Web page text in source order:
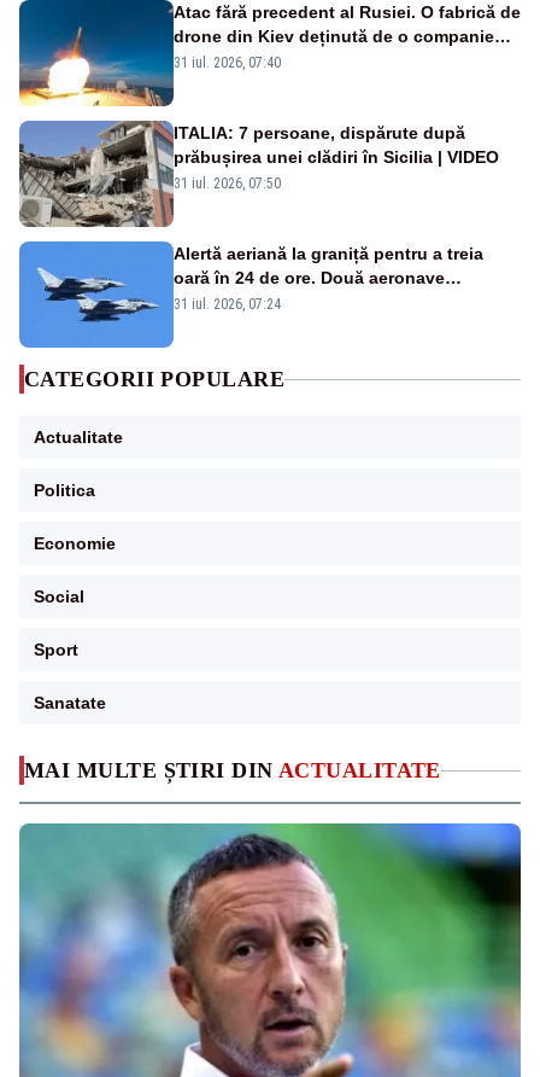
MAI MULTE ȘTIRI DIN ACTUALITATE
Atac fără precedent al Rusiei. O fabrică de
drone din Kiev deținută de o companie
americană, distrusă de o rachetă
31 iul. 2026, 07:40
ITALIA: 7 persoane, dispărute după
prăbușirea unei clădiri în Sicilia | VIDEO
31 iul. 2026, 07:50
Alertă aeriană la graniță pentru a treia
oară în 24 de ore. Două aeronave
Eurofighter britanice au fost ridicate de la
31 iul. 2026, 07:24
CATEGORII POPULARE
Actualitate
Politica
Economie
Social
Sport
Sanatate